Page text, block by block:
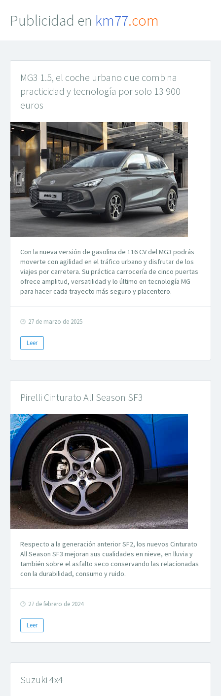
Publicidad en km77.com
MG3 1.5, el coche urbano que combina
practicidad y tecnología por solo 13 900
euros
Con la nueva versión de gasolina de 116 CV del MG3 podrás
moverte con agilidad en el tráfico urbano y disfrutar de los
viajes por carretera. Su práctica carrocería de cinco puertas
ofrece amplitud, versatilidad y lo último en tecnología MG
para hacer cada trayecto más seguro y placentero.
27 de marzo de 2025
Leer
Pirelli Cinturato All Season SF3
Respecto a la generación anterior SF2, los nuevos Cinturato
All Season SF3 mejoran sus cualidades en nieve, en lluvia y
también sobre el asfalto seco conservando las relacionadas
con la durabilidad, consumo y ruido.
27 de febrero de 2024
Leer
Suzuki 4x4